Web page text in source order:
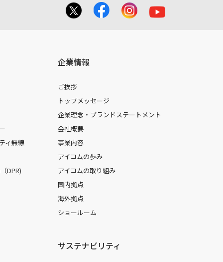
ィ無線
DPR)
企業情報
ご挨拶
トップメッセージ
企業理念・ブランドステートメント
会社概要
事業内容
アイコムの歩み
アイコムの取り組み
国内拠点
海外拠点
ショールーム
サステナビリティ